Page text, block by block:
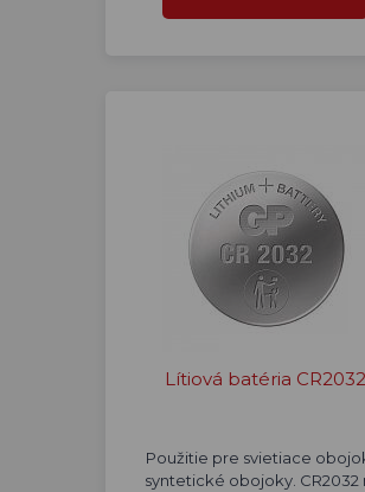
Lítiová batéria CR2032
Použitie pre svietiace
syntetické obojoky. CR2032